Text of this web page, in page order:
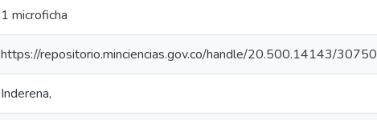
1 microficha
https://repositorio.minciencias.gov.co/handle/20.500.14143/30750
Inderena,